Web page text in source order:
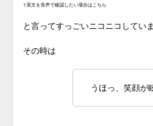
↑英文を音声で確認したい場合はこちら
と言ってすっごいニコニコしていま
その時は
うほっ、笑顔が